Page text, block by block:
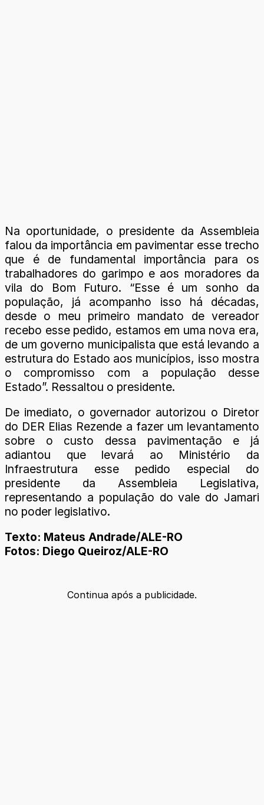
Na oportunidade, o presidente da Assembleia
falou da importância em pavimentar esse trecho
que é de fundamental importância para os
trabalhadores do garimpo e aos moradores da
vila do Bom Futuro. “Esse é um sonho da
população, já acompanho isso há décadas,
desde o meu primeiro mandato de vereador
recebo esse pedido, estamos em uma nova era,
de um governo municipalista que está levando a
estrutura do Estado aos municípios, isso mostra
o compromisso com a população desse
Estado”. Ressaltou o presidente.
De imediato, o governador autorizou o Diretor
do DER Elias Rezende a fazer um levantamento
sobre o custo dessa pavimentação e já
adiantou que levará ao Ministério da
Infraestrutura esse pedido especial do
presidente da Assembleia Legislativa,
representando a população do vale do Jamari
no poder legislativo.
Texto: Mateus Andrade/ALE-RO
Fotos: Diego Queiroz/ALE-RO
Continua após a publicidade.